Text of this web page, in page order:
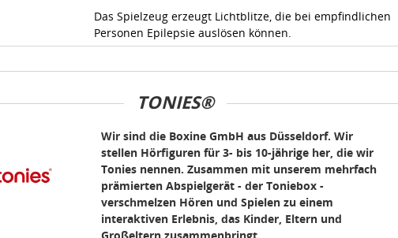
Das Spielzeug erzeugt Lichtblitze, die bei empfindlichen
Personen Epilepsie auslösen können.
TONIES®
Wir sind die Boxine GmbH aus Düsseldorf. Wir
stellen Hörfiguren für 3- bis 10-jährige her, die wir
Tonies nennen. Zusammen mit unserem mehrfach
prämierten Abspielgerät - der Toniebox -
verschmelzen Hören und Spielen zu einem
interaktiven Erlebnis, das Kinder, Eltern und
Großeltern zusammenbringt.